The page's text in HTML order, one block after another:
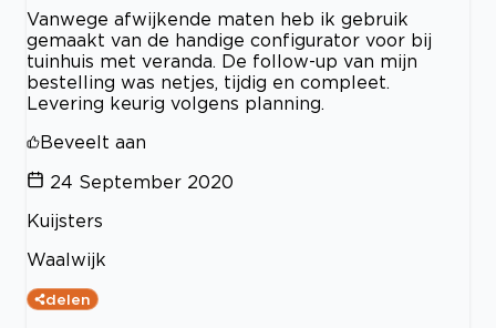
Vanwege afwijkende maten heb ik gebruik
gemaakt van de handige configurator voor bij
tuinhuis met veranda. De follow-up van mijn
bestelling was netjes, tijdig en compleet.
Levering keurig volgens planning.
Beveelt aan
24 September 2020
Kuijsters
Waalwijk
delen